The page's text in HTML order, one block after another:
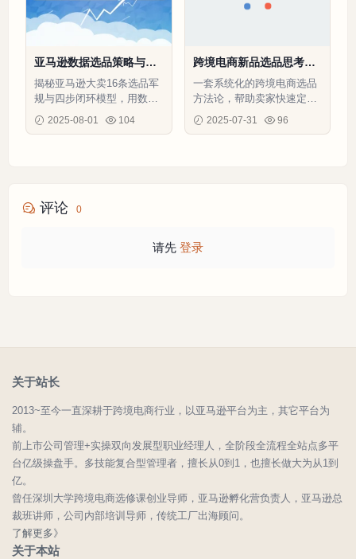
亚马逊数据选品策略与实
战指南-27页
揭秘亚马逊大卖16条选品军
规与四步闭环模型，用数据
驱动选品成功率提升300%
2025-08-01 104
跨境电商新品选品思考维
度指南-1页
一套系统化的跨境电商选品
方法论，帮助卖家快速定位
高潜力产品并优化供应链管
理。
2025-07-31 96
评论 0
请先 登录
关于站长
2013~至今一直深耕于跨境电商行业，以亚马逊平台为主，其它平台为
辅。
前上市公司管理+实操双向发展型职业经理人，全阶段全流程全站点多平
台亿级操盘手。多技能复合型管理者，擅长从0到1，也擅长做大为从1到
亿。
曾任深圳大学跨境电商选修课创业导师，亚马逊孵化营负责人，亚马逊总
裁班讲师，公司内部培训导师，传统工厂出海顾问。
了解更多》
关于本站